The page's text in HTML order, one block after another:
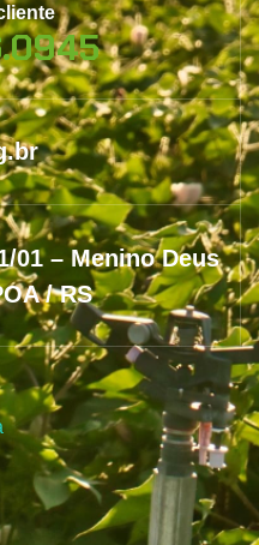
01 – Menino Deus
/ RS